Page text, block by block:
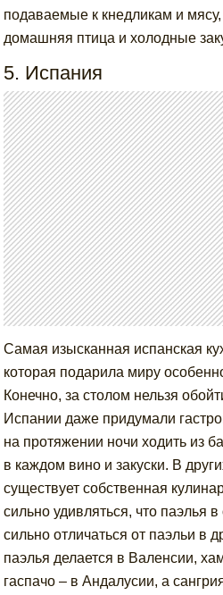
подаваемые к кнедликам и
домашняя птица и холодные
5. Испания
Самая изысканная испанская
которая подарила миру
Конечно, за столом нельзя
Испании даже придумали
на протяжении ночи ходить из
в каждом вино и закуски. В
существует собственная
сильно удивляться, что паэлья
сильно отличаться от паэльи в
паэлья делается в Валенсии,
гаспачо – в Андалусии, а